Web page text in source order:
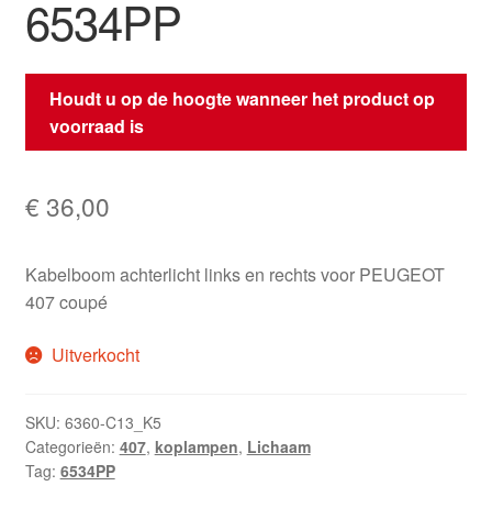
6534PP
Houdt u op de hoogte wanneer het product op
voorraad is
€ 36,00
Kabelboom achterlicht links en rechts voor PEUGEOT
407 coupé
Uitverkocht
SKU: 6360-C13_K5
Categorieën: 407, koplampen, Lichaam
Tag: 6534PP